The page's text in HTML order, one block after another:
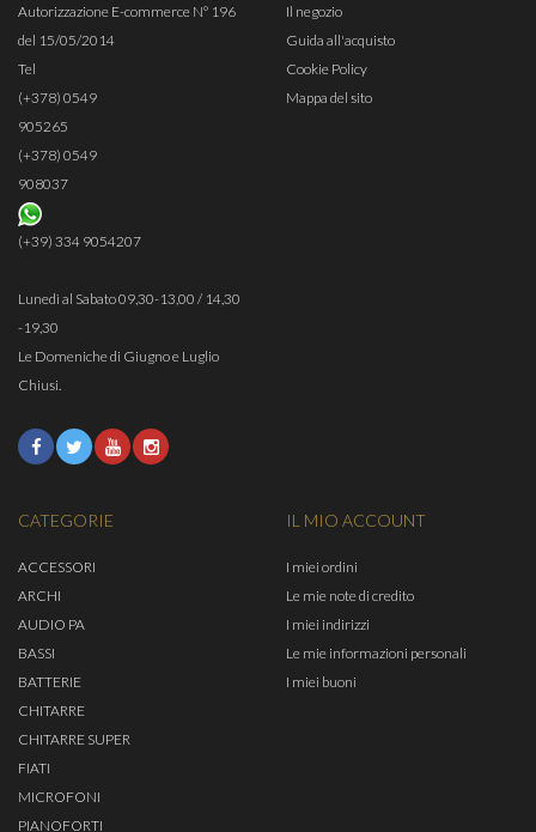
Autorizzazione E-commerce N° 196
del 15/05/2014
Tel
(+378) 0549
905265
(+378) 0549
908037
(+39) 334 9054207
Lunedì al Sabato 09,30-13,00 / 14,30
-19,30
Le Domeniche di Giugno e Luglio
Chiusi.
Il negozio
Guida all'acquisto
Cookie Policy
Mappa del sito
CATEGORIE
ACCESSORI
ARCHI
AUDIO PA
BASSI
BATTERIE
CHITARRE
CHITARRE SUPER
FIATI
MICROFONI
PIANOFORTI
IL MIO ACCOUNT
I miei ordini
Le mie note di credito
I miei indirizzi
Le mie informazioni personali
I miei buoni